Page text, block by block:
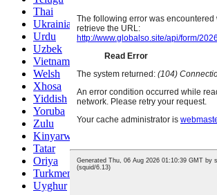
Thai
Ukrainian
Urdu
Uzbek
Vietnamese
Welsh
Xhosa
Yiddish
Yoruba
Zulu
Kinyarwanda
Tatar
Oriya
Turkmen
Uyghur